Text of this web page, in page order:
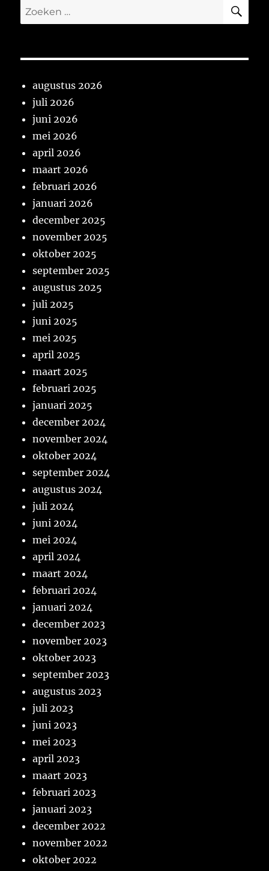
Zoeken
naar:
augustus 2026
juli 2026
juni 2026
mei 2026
april 2026
maart 2026
februari 2026
januari 2026
december 2025
november 2025
oktober 2025
september 2025
augustus 2025
juli 2025
juni 2025
mei 2025
april 2025
maart 2025
februari 2025
januari 2025
december 2024
november 2024
oktober 2024
september 2024
augustus 2024
juli 2024
juni 2024
mei 2024
april 2024
maart 2024
februari 2024
januari 2024
december 2023
november 2023
oktober 2023
september 2023
augustus 2023
juli 2023
juni 2023
mei 2023
april 2023
maart 2023
februari 2023
januari 2023
december 2022
november 2022
oktober 2022